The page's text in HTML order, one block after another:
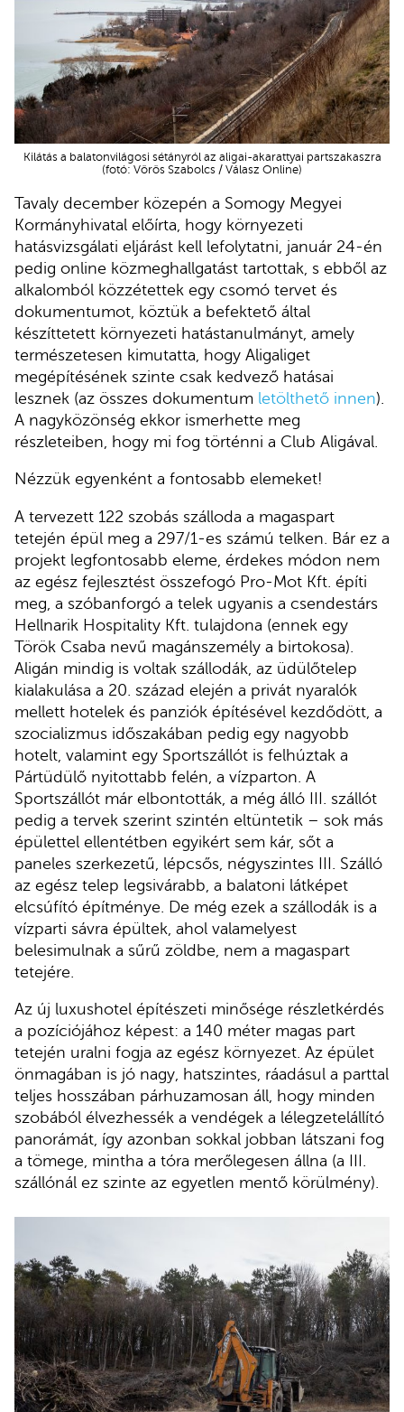
Kilátás a balatonvilágosi sétányról az aligai-akarattyai partszakaszra
(fotó: Vörös Szabolcs / Válasz Online)
Tavaly december közepén a Somogy Megyei
Kormányhivatal előírta, hogy környezeti
hatásvizsgálati eljárást kell lefolytatni, január 24-én
pedig online közmeghallgatást tartottak, s ebből az
alkalomból közzétettek egy csomó tervet és
dokumentumot, köztük a befektető által
készíttetett környezeti hatástanulmányt, amely
természetesen kimutatta, hogy Aligaliget
megépítésének szinte csak kedvező hatásai
lesznek (az összes dokumentum letölthető innen).
A nagyközönség ekkor ismerhette meg
részleteiben, hogy mi fog történni a Club Aligával.
Nézzük egyenként a fontosabb elemeket!
A tervezett 122 szobás szálloda a magaspart
tetején épül meg a 297/1-es számú telken. Bár ez a
projekt legfontosabb eleme, érdekes módon nem
az egész fejlesztést összefogó Pro-Mot Kft. építi
meg, a szóbanforgó a telek ugyanis a csendestárs
Hellnarik Hospitality Kft. tulajdona (ennek egy
Török Csaba nevű magánszemély a birtokosa).
Aligán mindig is voltak szállodák, az üdülőtelep
kialakulása a 20. század elején a privát nyaralók
mellett hotelek és panziók építésével kezdődött, a
szocializmus időszakában pedig egy nagyobb
hotelt, valamint egy Sportszállót is felhúztak a
Pártüdülő nyitottabb felén, a vízparton. A
Sportszállót már elbontották, a még álló III. szállót
pedig a tervek szerint szintén eltüntetik – sok más
épülettel ellentétben egyikért sem kár, sőt a
paneles szerkezetű, lépcsős, négyszintes III. Szálló
az egész telep legsivárabb, a balatoni látképet
elcsúfító építménye. De még ezek a szállodák is a
vízparti sávra épültek, ahol valamelyest
belesimulnak a sűrű zöldbe, nem a magaspart
tetejére.
Az új luxushotel építészeti minősége részletkérdés
a pozíciójához képest: a 140 méter magas part
tetején uralni fogja az egész környezet. Az épület
önmagában is jó nagy, hatszintes, ráadásul a parttal
teljes hosszában párhuzamosan áll, hogy minden
szobából élvezhessék a vendégek a lélegzetelállító
panorámát, így azonban sokkal jobban látszani fog
a tömege, mintha a tóra merőlegesen állna (a III.
szállónál ez szinte az egyetlen mentő körülmény).